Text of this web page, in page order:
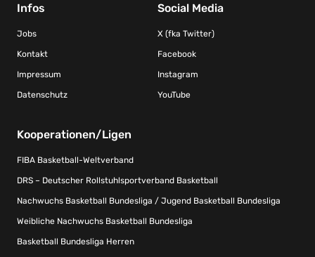
Infos
Jobs
Kontakt
Impressum
Datenschutz
Social Media
X (fka Twitter)
Facebook
Instagram
YouTube
Kooperationen/Ligen
FIBA Basketball-Weltverband
DRS – Deutscher Rollstuhlsportverband Basketball
Nachwuchs Basketball Bundesliga / Jugend Basketball Bundesliga
Weibliche Nachwuchs Basketball Bundesliga
Basketball Bundesliga Herren